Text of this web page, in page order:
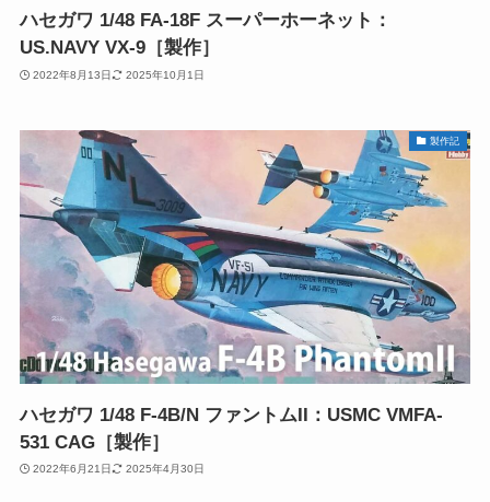
ハセガワ 1/48 FA-18F スーパーホーネット：
US.NAVY VX-9［製作］
2022年8月13日 2025年10月1日
製作記
ハセガワ 1/48 F-4B/N ファントムII：USMC VMFA-
531 CAG［製作］
2022年6月21日 2025年4月30日